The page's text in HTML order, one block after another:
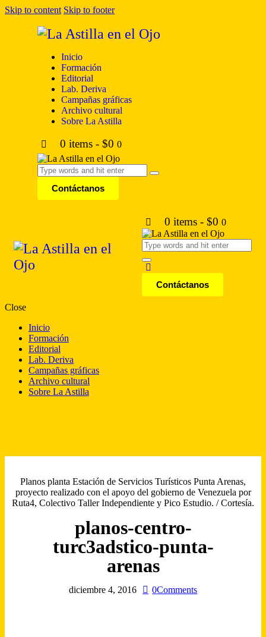
Skip to content Skip to footer
Inicio
Formación
Editorial
Lab. Deriva
Campañas gráficas
Archivo cultural
Sobre La Astilla
0 items- $0 0
Contáctanos
0 items- $0 0
Contáctanos
Close
Inicio
Formación
Editorial
Lab. Deriva
Campañas gráficas
Archivo cultural
Sobre La Astilla
Planos planta Estación de Servicios Turísticos Punta Arenas,
proyecto realizado con el apoyo del gobierno de Venezuela por
Ruta4, Colectivo Taller Independiente y Pico Estudio. / Cortesía.
planos-centro-
turc3adstico-punta-
arenas
diciembre 4, 2016 0Comments